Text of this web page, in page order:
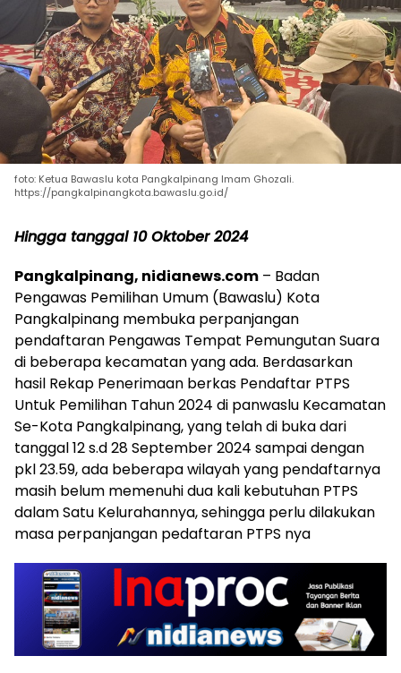
foto: Ketua Bawaslu kota Pangkalpinang Imam Ghozali.
https://pangkalpinangkota.bawaslu.go.id/
Hingga tanggal 10 Oktober 2024
Pangkalpinang, nidianews.com – Badan
Pengawas Pemilihan Umum (Bawaslu) Kota
Pangkalpinang membuka perpanjangan
pendaftaran Pengawas Tempat Pemungutan Suara
di beberapa kecamatan yang ada. Berdasarkan
hasil Rekap Penerimaan berkas Pendaftar PTPS
Untuk Pemilihan Tahun 2024 di panwaslu Kecamatan
Se-Kota Pangkalpinang, yang telah di buka dari
tanggal 12 s.d 28 September 2024 sampai dengan
pkl 23.59, ada beberapa wilayah yang pendaftarnya
masih belum memenuhi dua kali kebutuhan PTPS
dalam Satu Kelurahannya, sehingga perlu dilakukan
masa perpanjangan pedaftaran PTPS nya